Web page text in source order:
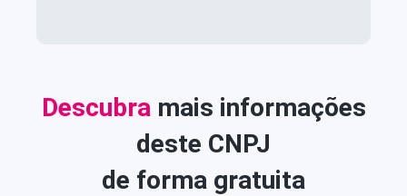
Descubramais informações
deste CNPJ
de forma gratuita